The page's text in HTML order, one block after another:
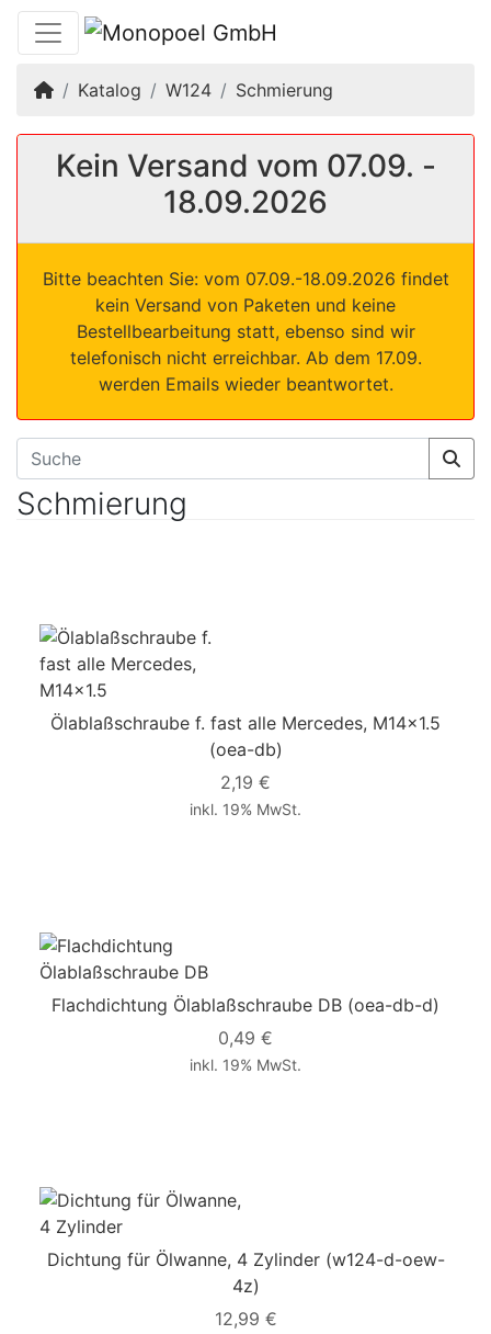
Startseite
Katalog W124 Schmierung
Kein Versand vom 07.09. -
18.09.2026
Bitte beachten Sie: vom 07.09.-18.09.2026 findet
kein Versand von Paketen und keine
Bestellbearbeitung statt, ebenso sind wir
telefonisch nicht erreichbar. Ab dem 17.09.
werden Emails wieder beantwortet.
Schmierung
Ölablaßschraube f. fast alle Mercedes, M14x1.5
(oea-db)
2,19 €
inkl. 19% MwSt.
Flachdichtung Ölablaßschraube DB (oea-db-d)
0,49 €
inkl. 19% MwSt.
Dichtung für Ölwanne, 4 Zylinder (w124-d-oew-
4z)
12,99 €